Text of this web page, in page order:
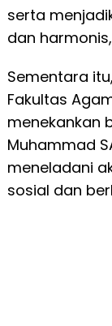
serta
dan
Sementara
Fakultas
menekankan
Muhammad
meneladani
sosial dan